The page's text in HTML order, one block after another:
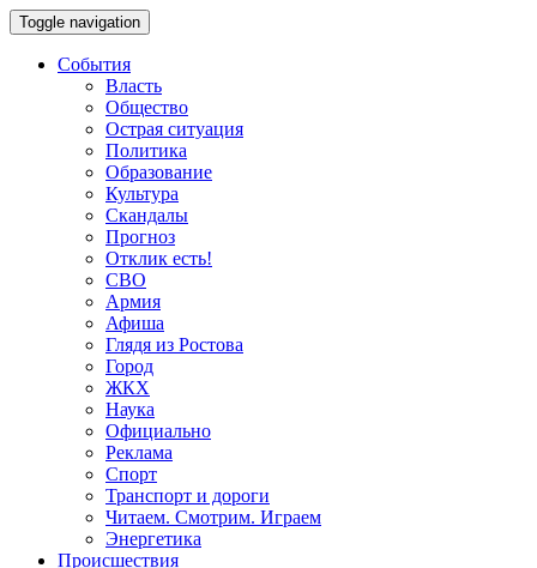
Toggle navigation
События
Власть
Общество
Острая ситуация
Политика
Образование
Культура
Скандалы
Прогноз
Отклик есть!
СВО
Армия
Афиша
Глядя из Ростова
Город
ЖКХ
Наука
Официально
Реклама
Спорт
Транспорт и дороги
Читаем. Смотрим. Играем
Энергетика
Происшествия